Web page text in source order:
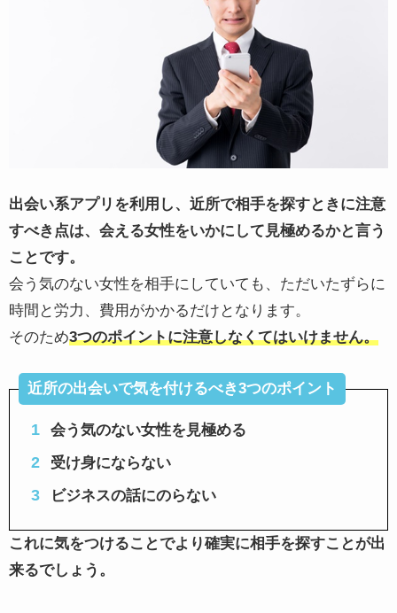
出会い系アプリを利用し、近所で相手を探すときに注意
すべき点は、会える女性をいかにして見極めるかと言う
ことです。
会う気のない女性を相手にしていても、ただいたずらに
時間と労力、費用がかかるだけとなります。
そのため3つのポイントに注意しなくてはいけません。
近所の出会いで気を付けるべき3つのポイント
会う気のない女性を見極める
受け身にならない
ビジネスの話にのらない
これに気をつけることでより確実に相手を探すことが出
来るでしょう。